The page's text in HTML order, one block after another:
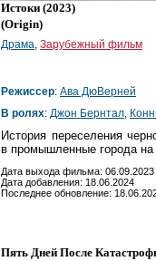
Истоки (2023)
(Origin)
Драма, Зарубежный фильм
Режиссер: Ава ДюВерней
В ролях: Джон Бернтал,
История переселения
в промышленные города
Дата выхода фильма: 06.09.2023
Дата добавления: 18.06.2024
Последнее обновление:
Пять Дней После